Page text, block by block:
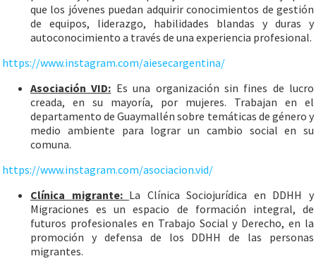
que los jóvenes puedan adquirir conocimientos de gestión
de equipos, liderazgo, habilidades blandas y duras y
autoconocimiento a través de una experiencia profesional.
https://www.instagram.com/aiesecargentina/
Asociación VID: Es una organización sin fines de lucro
creada, en su mayoría, por mujeres. Trabajan en el
departamento de Guaymallén sobre temáticas de género y
medio ambiente para lograr un cambio social en su
comuna.
https://www.instagram.com/asociacion.vid/
Clínica migrante: La Clínica Sociojurídica en DDHH y
Migraciones es un espacio de formación integral, de
futuros profesionales en Trabajo Social y Derecho, en la
promoción y defensa de los DDHH de las personas
migrantes.